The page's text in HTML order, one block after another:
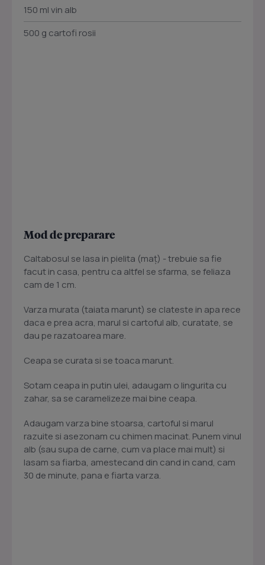
150 ml vin alb
500 g cartofi rosii
Mod de preparare
Caltabosul se lasa in pielita (maț) - trebuie sa fie
facut in casa, pentru ca altfel se sfarma, se feliaza
cam de 1 cm.
Varza murata (taiata marunt) se clateste in apa rece
daca e prea acra, marul si cartoful alb, curatate, se
dau pe razatoarea mare.
Ceapa se curata si se toaca marunt.
Sotam ceapa in putin ulei, adaugam o lingurita cu
zahar, sa se caramelizeze mai bine ceapa.
Adaugam varza bine stoarsa, cartoful si marul
razuite si asezonam cu chimen macinat. Punem vinul
alb (sau supa de carne, cum va place mai mult) si
lasam sa fiarba, amestecand din cand in cand, cam
30 de minute, pana e fiarta varza.